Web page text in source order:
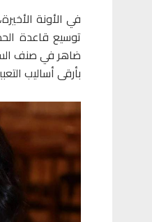
في الأونة
توسيع قاعدة
ضاهر في صنف
بأرقى أساليب